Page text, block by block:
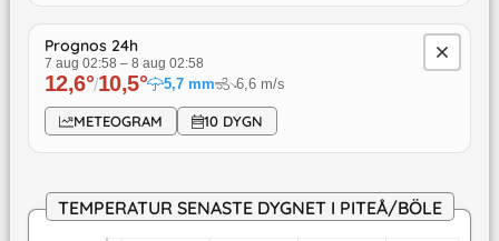
Prognos 24h
7 aug 02:58 – 8 aug 02:58
12,6°/10,5° 5,7 mm ↓6,6 m/s
METEOGRAM 10 DYGN
TEMPERATUR SENASTE DYGNET I PITEÅ/BÖLE